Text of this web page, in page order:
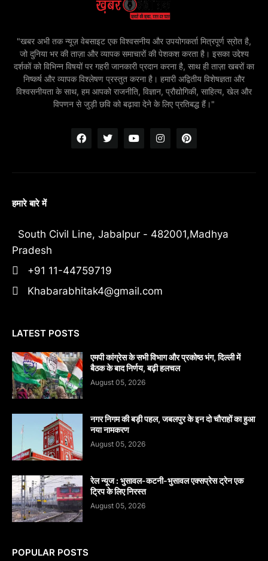
"खबर अभी तक न्यूज़ वेबसाइट एक विश्वसनीय और उपयोगकर्ता मित्रपूर्ण स्रोत है,
जो दुनिया भर की ताज़ा और व्यापक समाचारों की पेशकश करता है। इसका उद्देश्य
दर्शकों को विभिन्न विषयों पर गहरी जानकारी प्रदान करना है, साथ ही ताज़ा खबरों का
निष्कर्ष और व्यापक विश्लेषण प्रस्तुत करना है। हमारी अद्वितीय विशेषज्ञता और
विश्वसनीयता के साथ, हम आपको राजनीति, विज्ञान, प्रौद्योगिकी, साहित्य, खेल और
विपणन से जुड़ी छवि को बढ़ावा देने के लिए प्रतिबद्ध हैं।"
हमारे बारे में
South Civil Line, Jabalpur - 482001,Madhya
Pradesh
+91 11-44759719
Khabarabhitak4@gmail.com
LATEST POSTS
एमपी कांग्रेस के सभी विभाग और प्रकोष्ठ भंग, दिल्ली में
बैठक के बाद निर्णय, बढ़ी हलचल
August 05, 2026
नगर निगम की बड़ी पहल, जबलपुर के इन दो चौराहों का हुआ
नया नामकरण
August 05, 2026
रेल न्यूज : भुसावल-कटनी-भुसावल एक्सप्रेस ट्रेन एक
ट्रिप के लिए निरस्त
August 05, 2026
POPULAR POSTS